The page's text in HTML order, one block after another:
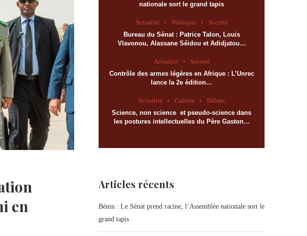
en
nationale sort le grand tapis
Actualité Politique
Société
Bureau du Sénat : Patrice Talon, Louis
Vlavonou, Alassane Séidou et Adidjatou…
Actualité
Société
Contrôle des armes légères en Afrique : L’Unrec
lance la 2e édition…
Actualité Culture
Débats
Science, non science et pseudo-science dans
les postures intellectuelles du Père Gaston…
Articles récents
Bénin : Le Sénat prend racine, l’Assemblée nationale sort le
grand tapis